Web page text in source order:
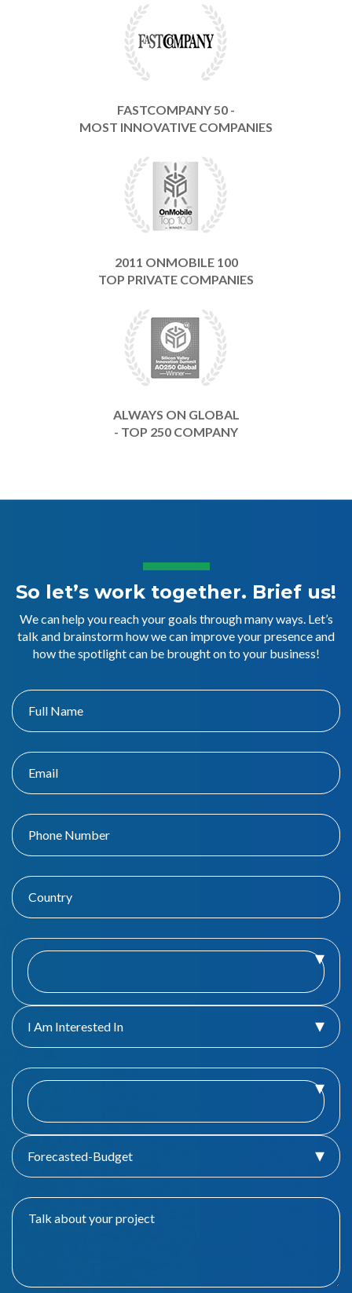
FASTCOMPANY 50 -
MOST INNOVATIVE COMPANIES
2011 ONMOBILE 100
TOP PRIVATE COMPANIES
ALWAYS ON GLOBAL
- TOP 250 COMPANY
So let’s work together. Brief us!
We can help you reach your goals through many ways. Let’s
talk and brainstorm how we can improve your presence and
how the spotlight can be brought on to your business!
I Am Interested In
Forecasted-Budget